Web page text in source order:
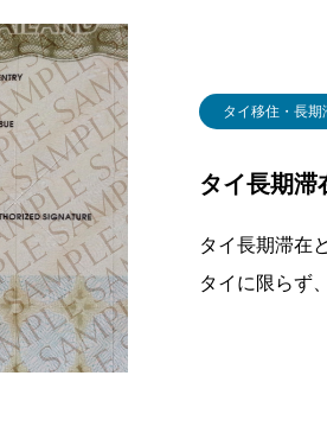
タイ移住・長期
タイ長期滞
タイ長期滞在
タイに限らず